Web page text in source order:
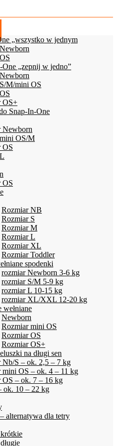
wariantów.
można
wybrać
na
stronie
produktu
„wszystko w jednym
„zepnij w jedno”
M/mini OS
OS+
Snap-In-One
Newborn
OS/M
OS
OS
Rozmiar NB
Rozmiar S
Rozmiar M
Rozmiar L
Rozmiar XL
Rozmiar Toddler
spodenki
rozmiar Newborn 3-6 kg
rozmiar S/M 5-9 kg
rozmiar L 10-15 kg
rozmiar XL/XXL 12-20 kg
wełniane
Newborn
Rozmiar mini OS
Rozmiar OS
Rozmiar OS+
na długi sen
Nb/S – ok. 2,5 – 7 kg
mini OS – ok. 4 – 11 kg
OS – ok. 7 – 16 kg
ok. 10 – 22 kg
alternatywa dla tetry